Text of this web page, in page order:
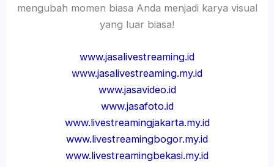
mengubah momen biasa Anda menjadi karya visual
yang luar biasa!
www.jasalivestreaming.id
www.jasalivestreaming.my.id
www.jasavideo.id
www.jasafoto.id
www.livestreamingjakarta.my.id
www.livestreamingbogor.my.id
www.livestreamingbekasi.my.id